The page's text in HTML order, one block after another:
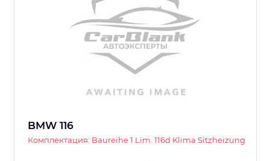
BMW 116
Комплектация: Baureihe 1 Lim. 116d Klima Sitzheizung